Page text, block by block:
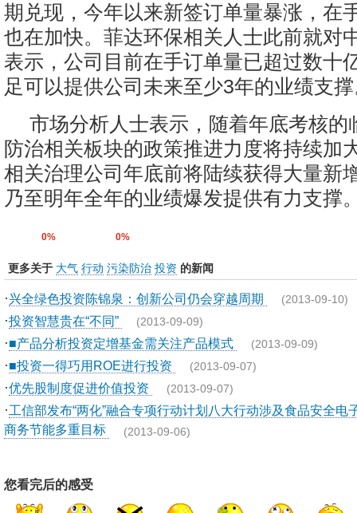
期兑现，今年以来新签订单量暴涨，在
也在加快。菲达环保相关人士此前就对
表示，公司目前在手订单量已超过数十
足可以提供公司未来至少3年的业绩支
市场分析人士表示，随着年底考核的
防治相关板块的政策推进力度将持续加
相关治理公司年底前将陆续获得大量新
乃至明年全年的业绩爆发提供有力支撑
0% 0%
更多关于 大气 行动 污染防治 投资 的新闻
·兴全绿色投资陈锦泉：创新公司仍会穿越周期 (2013-09-10)
·投资智慧贵在“不同” (2013-09-09)
·■产品分析投资定增基金需关注产品模式 (2013-09-09)
·■投资一得巧用ROE进行投资 (2013-09-07)
·优先股制度促进价值投资 (2013-09-07)
·工信部发布“两化”融合专项行动计划八大行动涉及食品安全电
商务节能多重目标 (2013-09-06)
您看完后的感受